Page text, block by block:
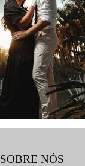
57
SOBRE NÓS